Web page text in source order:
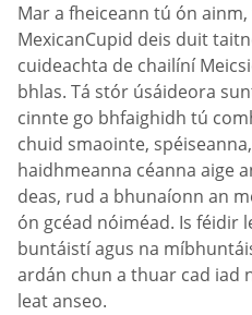
Mar a fheiceann tú ón
MexicanCupid deis duit
cuideachta de chailíní
bhlas. Tá stór úsáideora
cinnte go bhfaighidh tú
chuid smaointe,
haidhmeanna céanna aige
deas, rud a bhunaíonn an
ón gcéad nóiméad. Is féidir
buntáistí agus na
ardán chun a thuar cad iad
leat anseo.